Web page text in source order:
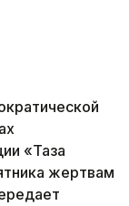
«Таза
жертвам